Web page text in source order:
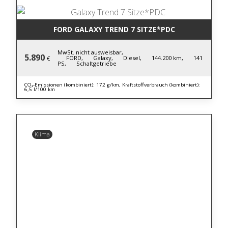
FORD GALAXY TREND 7 SITZE*PDC
5.890 €
MwSt. nicht ausweisbar,
FORD, Galaxy, Diesel, 144.200 km, 141
PS, Schaltgetriebe
CO₂-Emissionen (kombiniert): 172 g/km, Kraftstoffverbrauch (kombiniert):
6,5 l/100 km
Klima